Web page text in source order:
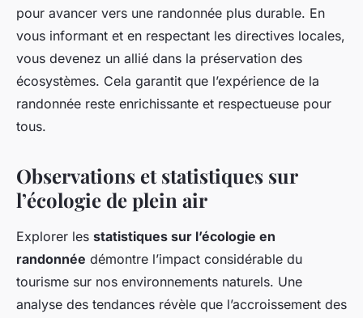
pour avancer vers une randonnée plus durable. En
vous informant et en respectant les directives locales,
vous devenez un allié dans la préservation des
écosystèmes. Cela garantit que l’expérience de la
randonnée reste enrichissante et respectueuse pour
tous.
Observations et statistiques sur
l’écologie de plein air
Explorer les statistiques sur l’écologie en
randonnée démontre l’impact considérable du
tourisme sur nos environnements naturels. Une
analyse des tendances révèle que l’accroissement des